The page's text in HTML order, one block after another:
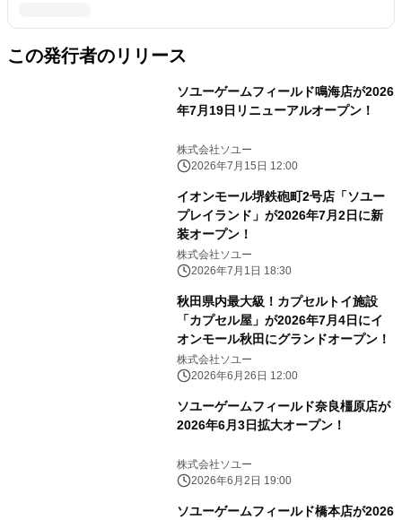
この発行者のリリース
ソユーゲームフィールド鳴海店が2026
年7月19日リニューアルオープン！
株式会社ソユー
2026年7月15日 12:00
イオンモール堺鉄砲町2号店「ソユー
プレイランド」が2026年7月2日に新
装オープン！
株式会社ソユー
2026年7月1日 18:30
秋田県内最大級！カプセルトイ施設
「カプセル屋」が2026年7月4日にイ
オンモール秋田にグランドオープン！
株式会社ソユー
2026年6月26日 12:00
ソユーゲームフィールド奈良橿原店が
2026年6月3日拡大オープン！
株式会社ソユー
2026年6月2日 19:00
ソユーゲームフィールド橋本店が2026